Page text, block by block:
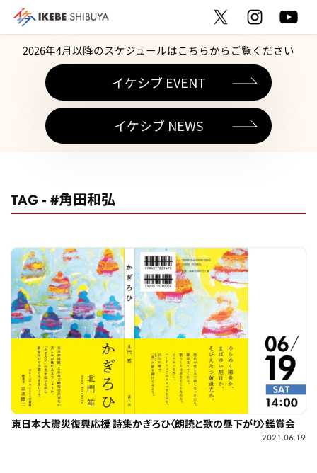
2026年4月以降のスケジュールはこちらからご覧ください
イケシブ EVENT
イケシブ NEWS
TAG - #角田和弘
東日本大震災復興応援 詩集かぎろひ〈朗読と歌の昼下がり〉鑑賞会
2021.06.19